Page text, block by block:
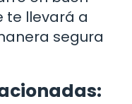
te llevará a
segura